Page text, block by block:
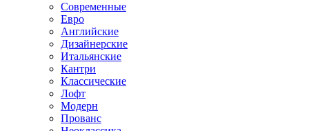
Современные
Евро
Английские
Дизайнерские
Итальянские
Кантри
Классические
Лофт
Модерн
Прованс